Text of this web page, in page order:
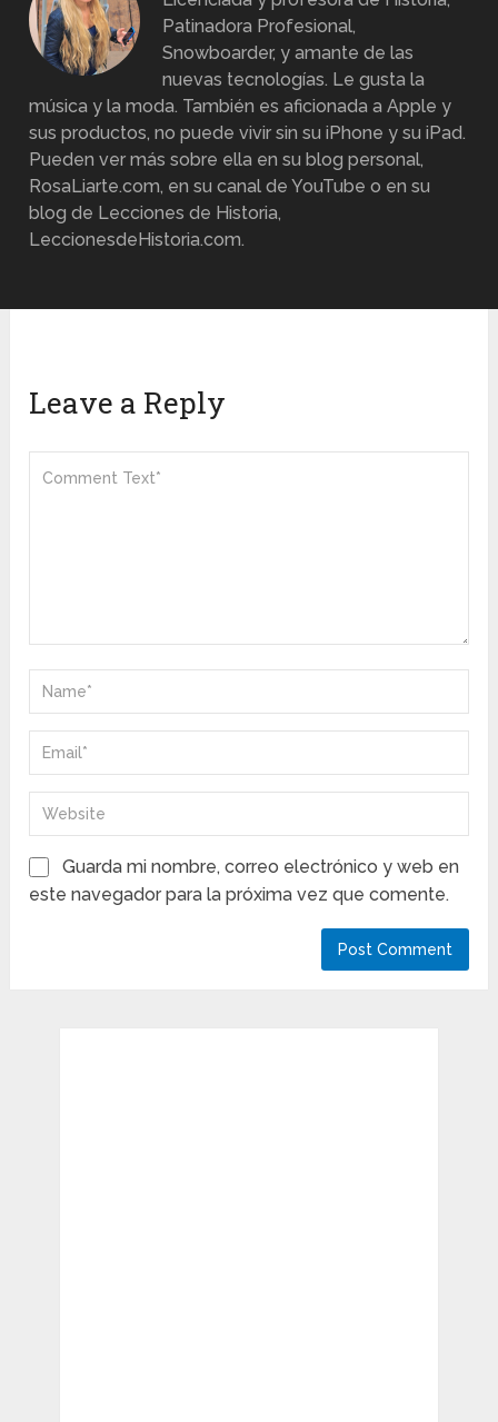
Patinadora Profesional,
Snowboarder, y amante de las
nuevas tecnologías. Le gusta la
música y la moda. También es aficionada a Apple y
sus productos, no puede vivir sin su iPhone y su iPad.
Pueden ver más sobre ella en su blog personal,
RosaLiarte.com, en su canal de YouTube o en su
blog de Lecciones de Historia,
LeccionesdeHistoria.com.
Leave a Reply
Guarda mi nombre, correo electrónico y web en
este navegador para la próxima vez que comente.